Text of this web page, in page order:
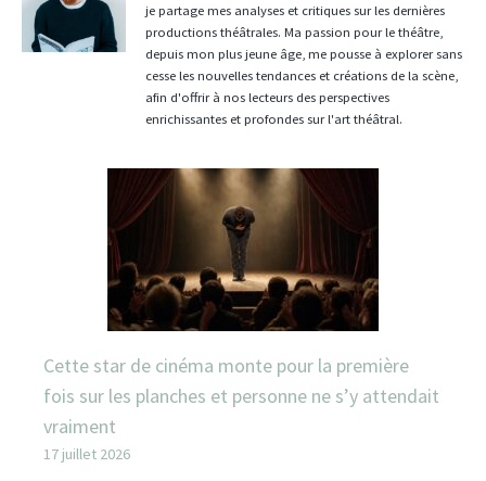
je partage mes analyses et critiques sur les dernières
productions théâtrales. Ma passion pour le théâtre,
depuis mon plus jeune âge, me pousse à explorer sans
cesse les nouvelles tendances et créations de la scène,
afin d'offrir à nos lecteurs des perspectives
enrichissantes et profondes sur l'art théâtral.
Cette star de cinéma monte pour la première
fois sur les planches et personne ne s’y attendait
vraiment
17 juillet 2026